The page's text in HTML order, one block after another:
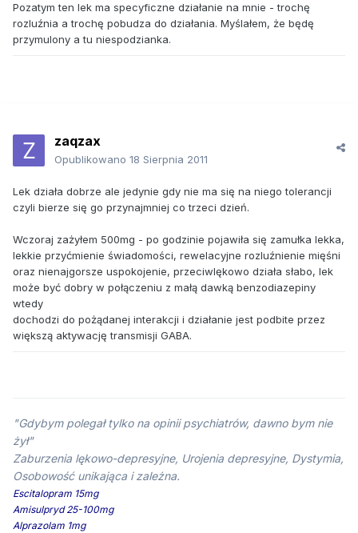
Pozatym ten lek ma specyficzne działanie na mnie - trochę
rozluźnia a trochę pobudza do działania. Myślałem, że będę
przymulony a tu niespodzianka.
zaqzax
Opublikowano 18 Sierpnia 2011
Lek działa dobrze ale jedynie gdy nie ma się na niego tolerancji
czyli bierze się go przynajmniej co trzeci dzień.
Wczoraj zażyłem 500mg - po godzinie pojawiła się zamułka lekka,
lekkie przyćmienie świadomości, rewelacyjne rozluźnienie mięśni
oraz nienajgorsze uspokojenie, przeciwlękowo działa słabo, lek
może być dobry w połączeniu z małą dawką benzodiazepiny
wtedy
dochodzi do pożądanej interakcji i działanie jest podbite przez
większą aktywację transmisji GABA.
"Gdybym polegał tylko na opinii psychiatrów, dawno bym nie
żył"
Zaburzenia lękowo-depresyjne, Urojenia depresyjne, Dystymia,
Osobowość unikająca i zależna.
Escitalopram 15mg
Amisulpryd 25-100mg
Alprazolam 1mg